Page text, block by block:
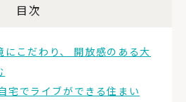
目次
にこだわり、 開放感のある大
宅でライブができる住まい